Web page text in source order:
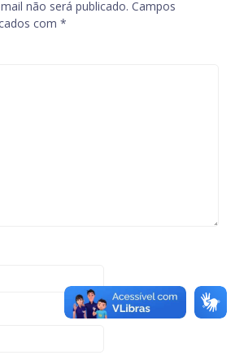
não será publicado. Campos
com *